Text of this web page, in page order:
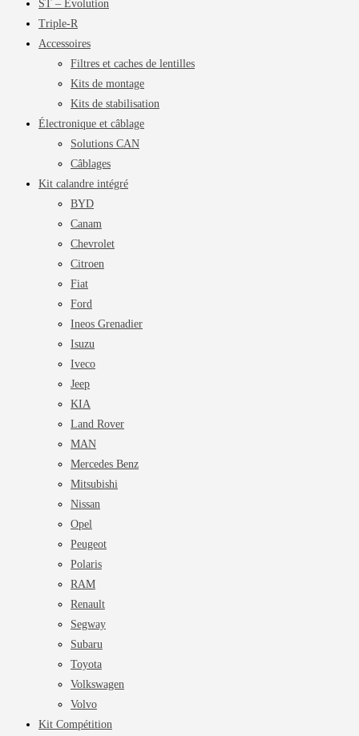
ST – Evolution
Triple-R
Accessoires
Filtres et caches de lentilles
Kits de montage
Kits de stabilisation
Électronique et câblage
Solutions CAN
Câblages
Kit calandre intégré
BYD
Canam
Chevrolet
Citroen
Fiat
Ford
Ineos Grenadier
Isuzu
Iveco
Jeep
KIA
Land Rover
MAN
Mercedes Benz
Mitsubishi
Nissan
Opel
Peugeot
Polaris
RAM
Renault
Segway
Subaru
Toyota
Volkswagen
Volvo
Kit Compétition